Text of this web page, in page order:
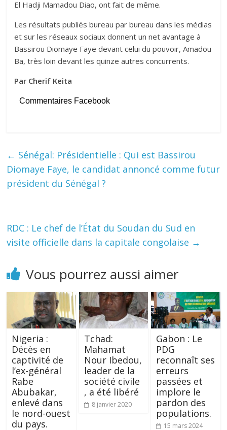
El Hadji Mamadou Diao, ont fait de même.
Les résultats publiés bureau par bureau dans les médias
et sur les réseaux sociaux donnent un net avantage à
Bassirou Diomaye Faye devant celui du pouvoir, Amadou
Ba, très loin devant les quinze autres concurrents.
Par Cherif Keita
Commentaires Facebook
← Sénégal: Présidentielle : Qui est Bassirou
Diomaye Faye, le candidat annoncé comme futur
président du Sénégal ?
RDC : Le chef de l’État du Soudan du Sud en
visite officielle dans la capitale congolaise →
Vous pourrez aussi aimer
Nigeria :
Décès en
captivité de
l’ex-général
Rabe
Abubakar,
enlevé dans
le nord-ouest
du pays.
Tchad:
Mahamat
Nour Ibedou,
leader de la
société civile
, a été libéré
8 janvier 2020
Gabon : Le
PDG
reconnaît ses
erreurs
passées et
implore le
pardon des
populations.
15 mars 2024